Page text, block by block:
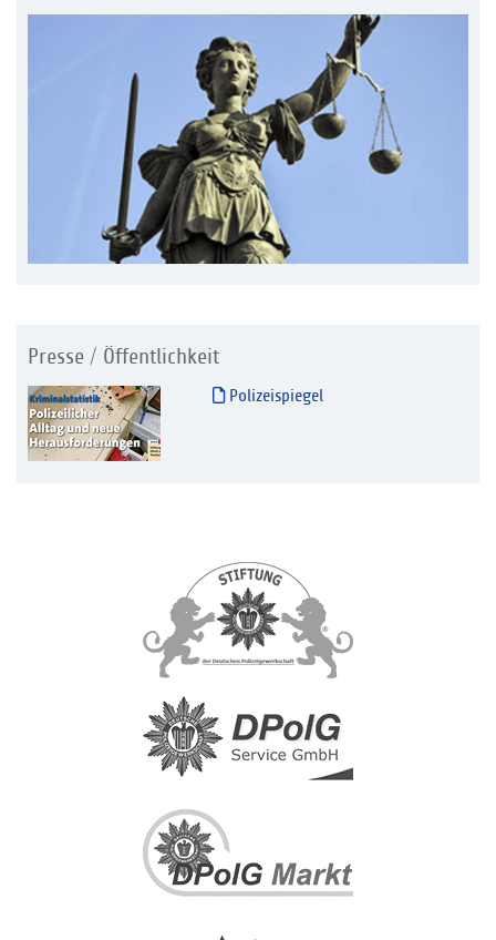
Presse / Öffentlichkeit
Polizeispiegel